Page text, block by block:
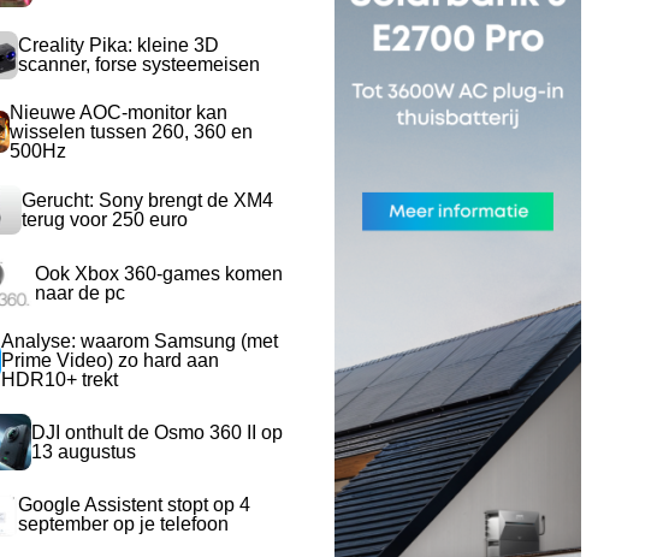
Creality Pika: kleine 3D
scanner, forse systeemeisen
Nieuwe AOC-monitor kan
wisselen tussen 260, 360 en
500Hz
Gerucht: Sony brengt de XM4
terug voor 250 euro
Ook Xbox 360-games komen
naar de pc
Analyse: waarom Samsung (met
Prime Video) zo hard aan
HDR10+ trekt
DJI onthult de Osmo 360 II op
13 augustus
Google Assistent stopt op 4
september op je telefoon